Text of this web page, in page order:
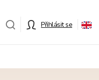
Přihlásit se